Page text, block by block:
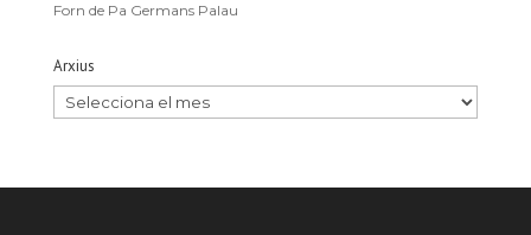
Forn de Pa Germans Palau
Arxius